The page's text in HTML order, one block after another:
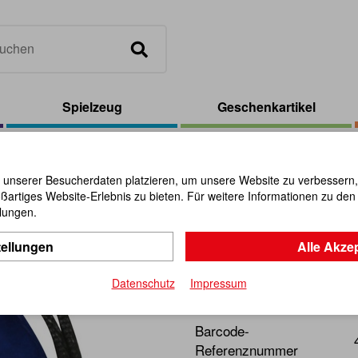
Spielzeug Geschenkartikel
Artikel-Nr.:110593
Günstiges Säckchen.
Barcode-
Referenznummer
Besucherdaten platzieren, um unsere Website zu
Website-Erlebnis zu bieten. Für weitere Informationen zu
Alle
Datenschutz Impressum